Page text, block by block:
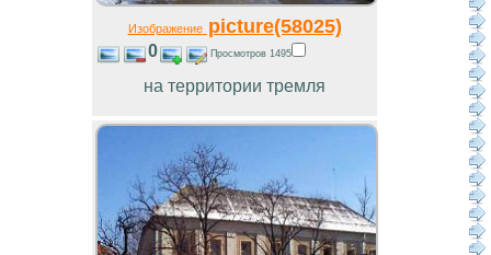
Изображениеpicture(58025)
0 Просмотров 1495
на территории тремля